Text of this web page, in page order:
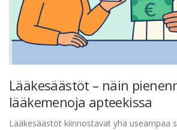
Lääkesäästöt – näin
lääkemenoja apteekissa
Lääkesäästöt kiinnostavat yhä useampaa